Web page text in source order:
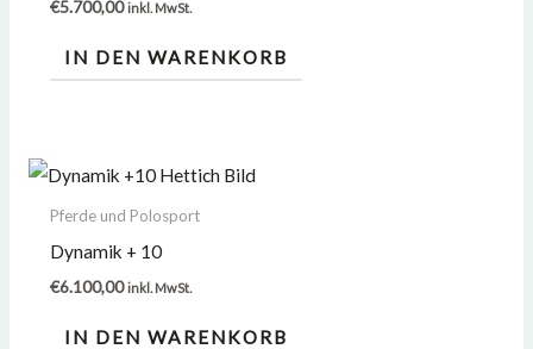
€5.700,00 inkl. MwSt.
IN DEN WARENKORB
Pferde und Polosport
Dynamik + 10
€6.100,00 inkl. MwSt.
IN DEN WARENKORB